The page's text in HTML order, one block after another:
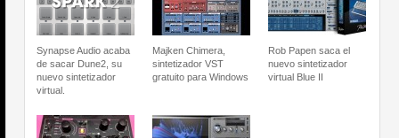
Synapse Audio acaba
de sacar Dune2, su
nuevo sintetizador
virtual.
Majken Chimera,
sintetizador VST
gratuito para Windows
Rob Papen saca el
nuevo sintetizador
virtual Blue II